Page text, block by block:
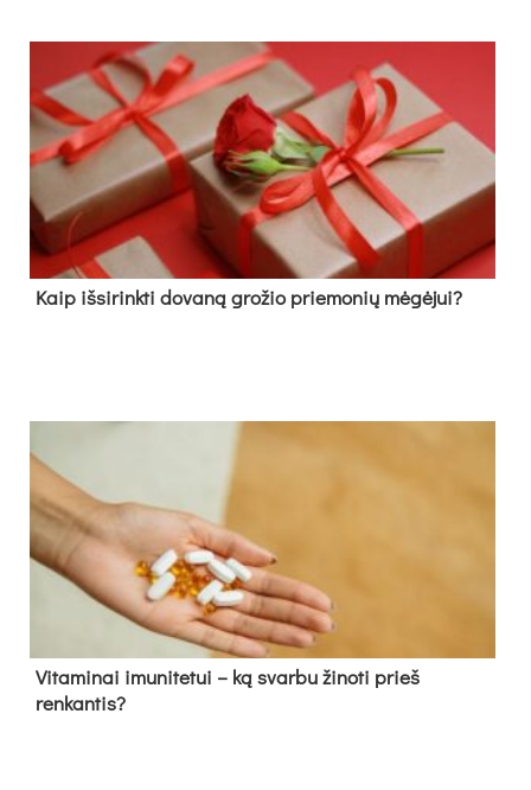
Kaip išsirinkti dovaną grožio priemonių mėgėjui?
Vitaminai imunitetui – ką svarbu žinoti prieš
renkantis?